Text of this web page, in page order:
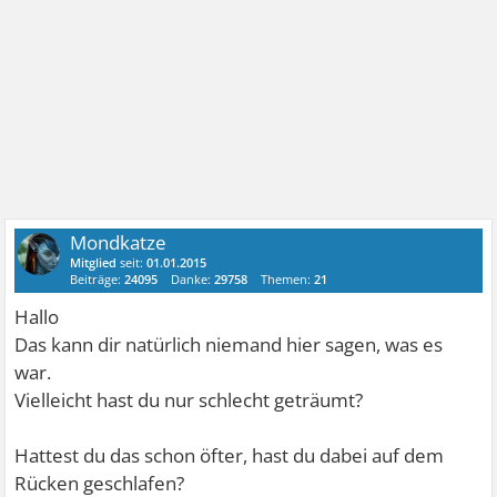
Mondkatze
Mitglied seit:01.01.2015
Beiträge:24095 Danke:29758 Themen:21
Hallo
Das kann dir natürlich niemand hier sagen, was es
war.
Vielleicht hast du nur schlecht geträumt?
Hattest du das schon öfter, hast du dabei auf dem
Rücken geschlafen?